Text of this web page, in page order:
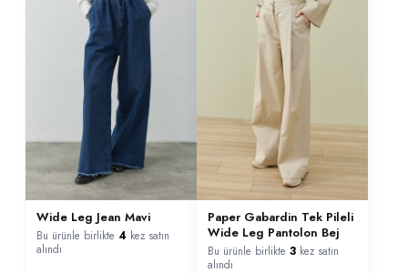
Wide Leg Jean Mavi
Bu ürünle birlikte 4 kez satın
alındı
Paper Gabardin Tek Pileli
Wide Leg Pantolon Bej
Bu ürünle birlikte3 kez satın
alındı